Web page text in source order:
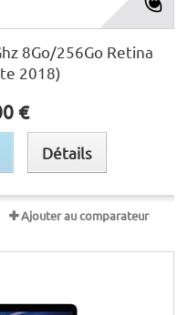
8Go/256Go Retina
2018)
€
Détails
Ajouter au comparateur